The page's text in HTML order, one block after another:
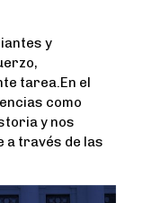
y
tarea.En el
como
y nos
a través de las